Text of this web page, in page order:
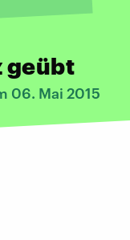
geübt
06. Mai 2015